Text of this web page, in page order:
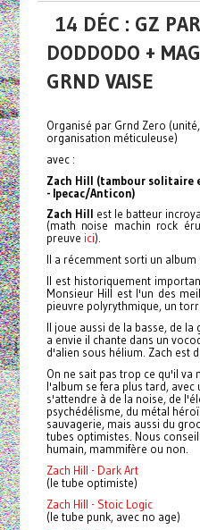
14 DÉC : GZ
DODDODO +
GRND VAISE
Organisé par Grnd Zero
organisation méticuleuse)
avec :
Zach Hill (tambour solitaire
- Ipecac/Anticon)
Zach Hill est le batteur
(math noise machin rock
preuve ici).
Il a récemment sorti un
Il est historiquement
Monsieur Hill est l'un des
pieuvre polyrythmique, un
Il joue aussi de la basse, de la
a envie il chante dans un
d'alien sous hélium. Zach est
On ne sait pas trop ce qu'il va
l'album se fera plus tard,
s'attendre à de la noise, de
psychédélisme, du métal
sauvagerie, mais aussi du
tubes optimistes. Nous
humain, mammifère ou non.
Zach Hill - Dark Art
(le tube optimiste)
Zach Hill - Stoic Logic
(le tube punk, avec no age)